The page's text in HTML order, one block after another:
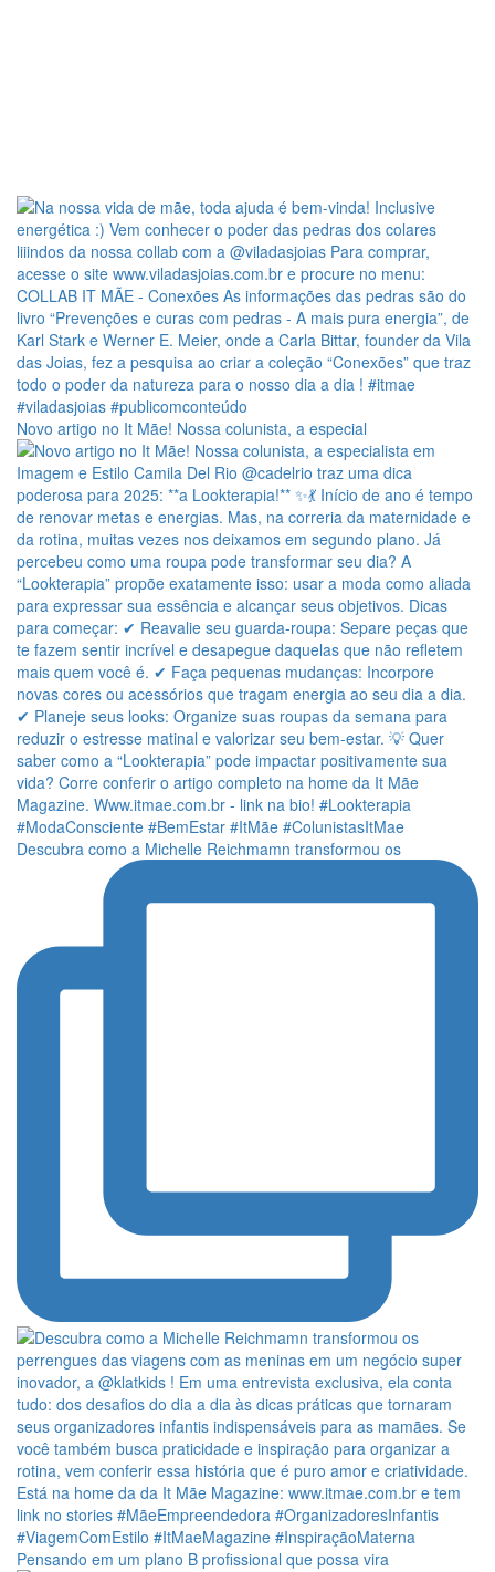
Novo artigo no It Mãe! Nossa colunista, a especial
Descubra como a Michelle Reichmamn transformou os
Pensando em um plano B profissional que possa vira